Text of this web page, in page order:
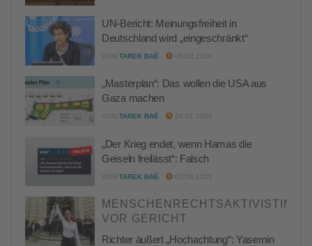
UN-Bericht: Meinungsfreiheit in
Deutschland wird „eingeschränkt“
VON TAREK BAÉ 06.02.2026
„Masterplan“: Das wollen die USA aus
Gaza machen
VON TAREK BAÉ 24.01.2026
„Der Krieg endet, wenn Hamas die
Geiseln freilässt“: Falsch
VON TAREK BAÉ 03.08.2025
MENSCHENRECHTSAKTIVISTIN
VOR GERICHT
Richter äußert „Hochachtung“: Yasemin